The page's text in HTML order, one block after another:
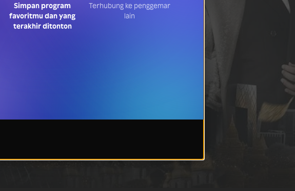
Simpan program
favoritmu dan yang
terakhir ditonton
Terhubung ke penggemar
lain